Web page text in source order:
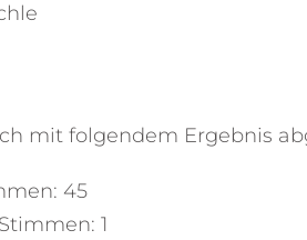
mit folgendem Ergebnis
45
1